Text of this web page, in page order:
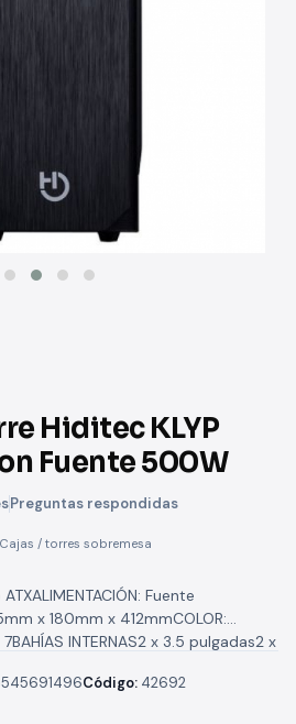
Hiditec KLYP
Fuente 500W
Preguntas respondidas
/ torres sobremesa
Fuente
x 180mm x 412mmCOLOR:
INTERNAS2 x 3.5 pulgadas2 x
Código: 42692